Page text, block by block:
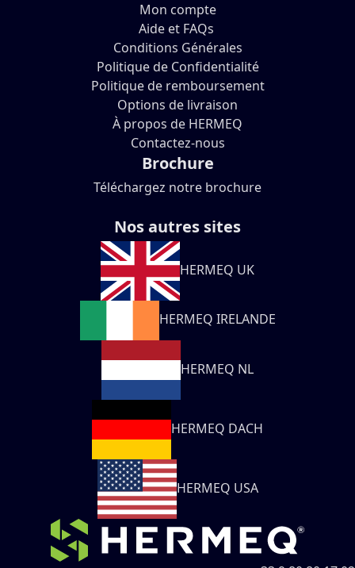
Mon compte
Aide et FAQs
Conditions Générales
Politique de Confidentialité
Politique de remboursement
Options de livraison
À propos de HERMEQ
Contactez-nous
Brochure
Téléchargez notre brochure
Nos autres sites
HERMEQ UK
HERMEQ IRELANDE
HERMEQ NL
HERMEQ DACH
HERMEQ USA